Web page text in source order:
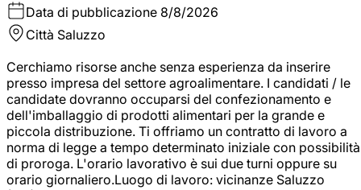
Data di pubblicazione 8/8/2026
Città Saluzzo
Cerchiamo risorse anche senza esperienza da inserire
presso impresa del settore agroalimentare. I candidati / le
candidate dovranno occuparsi del confezionamento e
dell'imballaggio di prodotti alimentari per la grande e
piccola distribuzione. Ti offriamo un contratto di lavoro a
norma di legge a tempo determinato iniziale con possibilità
di proroga. L'orario lavorativo è sui due turni oppure su
orario giornaliero.Luogo di lavoro: vicinanze Saluzzo